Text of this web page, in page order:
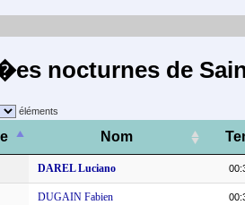
nocturnes de
éléments
Nom
DAREL Luciano
DUGAIN Fabien